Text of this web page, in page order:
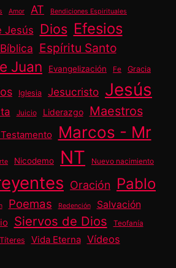
Amor AT Bendiciones Espirituales
Jesús Dios Efesios
Espíritu Santo
Juan Evangelización Fe Gracia
Iglesia Jesucristo Jesús
Juicio Liderazgo Maestros
Marcos - Mr
Nicodemo NT Nuevo nacimiento
Oración Pablo
Poemas Redención
Salvación
Siervos de Dios Teofanía
Títeres Vida Eterna Vídeos